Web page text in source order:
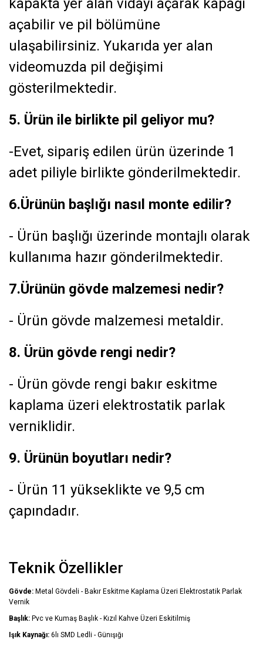
kapakta yer alan vidayı açarak kapağı
açabilir ve pil bölümüne
ulaşabilirsiniz. Yukarıda yer alan
videomuzda pil değişimi
gösterilmektedir.
5. Ürün ile birlikte pil geliyor mu?
-Evet, sipariş edilen ürün üzerinde 1
adet piliyle birlikte gönderilmektedir.
6.Ürünün başlığı nasıl monte edilir?
- Ürün başlığı üzerinde montajlı olarak
kullanıma hazır gönderilmektedir.
7.Ürünün gövde malzemesi nedir?
- Ürün gövde malzemesi metaldir.
8. Ürün gövde rengi nedir?
- Ürün gövde rengi bakır eskitme
kaplama üzeri elektrostatik parlak
verniklidir.
9. Ürünün boyutları nedir?
- Ürün 11 yükseklikte ve 9,5 cm
çapındadır.
Teknik Özellikler
Gövde: Metal Gövdeli - Bakır Eskitme Kaplama Üzeri Elektrostatik Parlak
Vernik
Başlık: Pvc ve Kumaş Başlık - Kızıl Kahve Üzeri Eskitilmiş
Işık Kaynağı: 6lı SMD Ledli - Günışığı